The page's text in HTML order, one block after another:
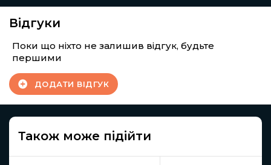
Відгуки
Поки що ніхто не залишив відгук, будьте
першими
ДОДАТИ ВІДГУК
Також може підійти